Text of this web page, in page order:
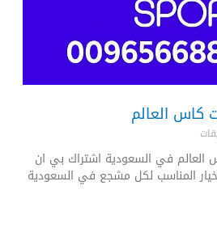
كاس العالم
في السعودية اشتراك بي ان
المناسب لكل مشجع في السعودية